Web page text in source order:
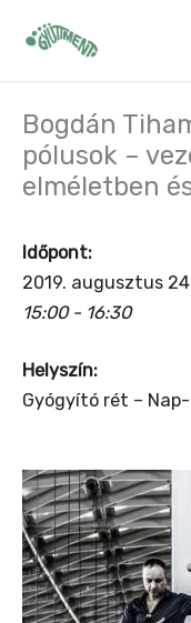
Bogdán
pólusok –
elméletben
Időpont:
2019. augusztus
15:00 - 16:30
Helyszín:
Gyógyító rét –